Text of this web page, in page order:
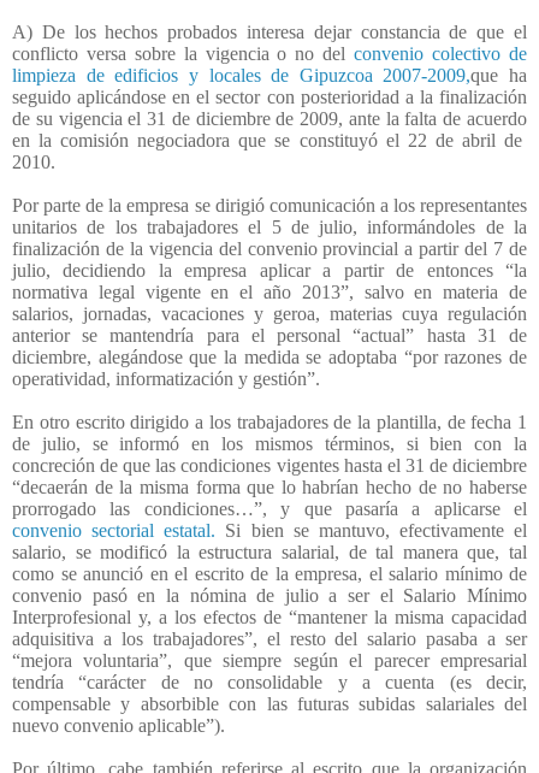
A) De los hechos probados interesa dejar constancia de que el
conflicto versa sobre la vigencia o no delconvenio colectivo de
limpieza de edificios y locales de Gipuzcoa 2007-2009,que ha
seguido aplicándose en el sector con posterioridad a la finalización
de su vigencia el 31 de diciembre de 2009, ante la falta de acuerdo
en la comisión negociadora que se constituyó el 22 de abril de
2010.
Por parte de la empresa se dirigió comunicación a los representantes
unitarios de los trabajadores el 5 de julio, informándoles de la
finalización de la vigencia del convenio provincial a partir del 7 de
julio, decidiendo la empresa aplicar a partir de entonces “la
normativa legal vigente en el año 2013”, salvo en materia de
salarios, jornadas, vacaciones y geroa, materias cuya regulación
anterior se mantendría para el personal “actual” hasta 31 de
diciembre, alegándose que la medida se adoptaba “por razones de
operatividad, informatización y gestión”.
En otro escrito dirigido a los trabajadores de la plantilla, de fecha 1
de julio, se informó en los mismos términos, si bien con la
concreción de que las condiciones vigentes hasta el 31 de diciembre
“decaerán de la misma forma que lo habrían hecho de no haberse
prorrogado las condiciones…”, y que pasaría a aplicarse el
convenio sectorial estatal. Si bien se mantuvo, efectivamente el
salario, se modificó la estructura salarial, de tal manera que, tal
como se anunció en el escrito de la empresa, el salario mínimo de
convenio pasó en la nómina de julio a ser el Salario Mínimo
Interprofesional y, a los efectos de “mantener la misma capacidad
adquisitiva a los trabajadores”, el resto del salario pasaba a ser
“mejora voluntaria”, que siempre según el parecer empresarial
tendría “carácter de no consolidable y a cuenta (es decir,
compensable y absorbible con las futuras subidas salariales del
nuevo convenio aplicable”).
Por último, cabe también referirse al escrito que la organización